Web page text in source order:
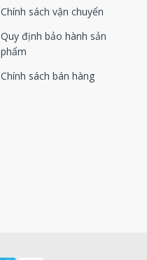
1089057520
1089057578
1089057528
1089057449
1089057530
1089065903
Chính sách vận chuyển
Quy định bảo hành sản
phẩm
Chính sách bán hàng